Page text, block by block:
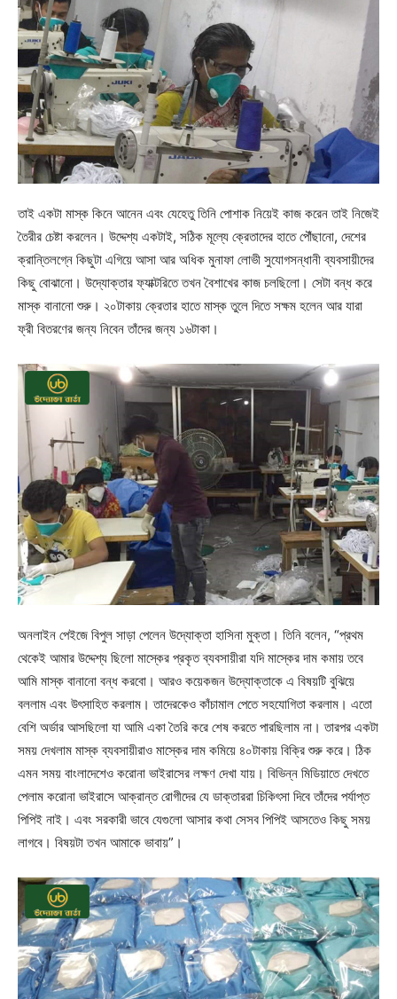
তাই একটা মাস্ক কিনে আনেন এবং যেহেতু তিনি পোশাক নিয়েই কাজ করেন তাই নিজেই
তৈরীর চেষ্টা করলেন। উদ্দেশ্য একটাই, সঠিক মূল্যে ক্রেতাদের হাতে পৌঁছানো, দেশের
ক্রান্তিলগ্নে কিছুটা এগিয়ে আসা আর অধিক মুনাফা লোভী সুযোগসন্ধানী ব্যবসায়ীদের
কিছু বোঝানো। উদ্যোক্তার ফ্যাক্টরিতে তখন বৈশাখের কাজ চলছিলো। সেটা বন্ধ করে
মাস্ক বানানো শুরু। ২০টাকায় ক্রেতার হাতে মাস্ক তুলে দিতে সক্ষম হলেন আর যারা
ফ্রী বিতরণের জন্য নিবেন তাঁদের জন্য ১৬টাকা।
অনলাইন পেইজে বিপুল সাড়া পেলেন উদ্যোক্তা হাসিনা মুক্তা। তিনি বলেন, “প্রথম
থেকেই আমার উদ্দেশ্য ছিলো মাস্কের প্রকৃত ব্যবসায়ীরা যদি মাস্কের দাম কমায় তবে
আমি মাস্ক বানানো বন্ধ করবো। আরও কয়েকজন উদ্যোক্তাকে এ বিষয়টি বুঝিয়ে
বললাম এবং উৎসাহিত করলাম। তাদেরকেও কাঁচামাল পেতে সহযোগিতা করলাম। এতো
বেশি অর্ডার আসছিলো যা আমি একা তৈরি করে শেষ করতে পারছিলাম না। তারপর একটা
সময় দেখলাম মাস্ক ব্যবসায়ীরাও মাস্কের দাম কমিয়ে ৪০টাকায় বিক্রি শুরু করে। ঠিক
এমন সময় বাংলাদেশেও করোনা ভাইরাসের লক্ষণ দেখা যায়। বিভিন্ন মিডিয়াতে দেখতে
পেলাম করোনা ভাইরাসে আক্রান্ত রোগীদের যে ডাক্তাররা চিকিৎসা দিবে তাঁদের পর্যাপ্ত
পিপিই নাই। এবং সরকারী ভাবে যেগুলো আসার কথা সেসব পিপিই আসতেও কিছু সময়
লাগবে। বিষয়টা তখন আমাকে ভাবায়”।